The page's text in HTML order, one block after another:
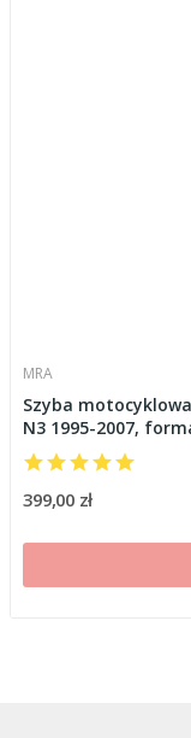
MRA
Szyba motocyklowa
N3 1995-2007,
399,00 zł